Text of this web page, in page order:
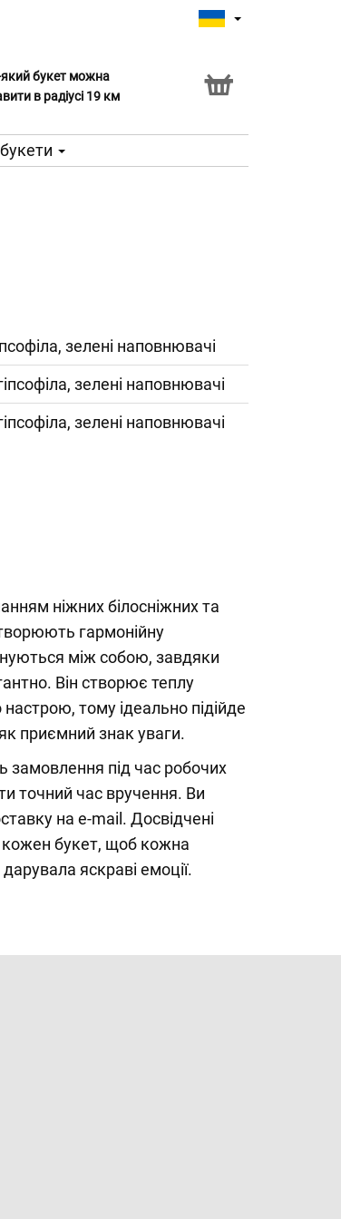
букет можна
в радіусі 19 км
Click & Collect
зелені наповнювачі
зелені наповнювачі
зелені наповнювачі
ніжних білосніжних та
гармонійну
між собою, завдяки
Він створює теплу
тому ідеально підійде
приємний знак уваги.
замовлення під час робочих
точний час вручення. Ви
на e-mail. Досвідчені
букет, щоб кожна
яскраві емоції.